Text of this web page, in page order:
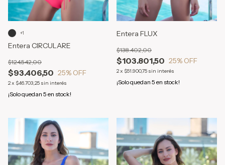
Entera CIRCULARE
$93.406,50
$124.542,00
25% OFF
2x $46.703,25 sin interés
¡Solo quedan 5 en stock!
+1 Entera FLUX
$103.801,50
$138.402,00
25% OFF
2x $51.900,75 sin interés
¡Solo quedan 5 en stock!